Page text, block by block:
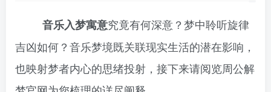
音乐入梦寓意究竟有何深意？梦中聆听旋律
吉凶如何？音乐梦境既关联现实生活的潜在影响，
也映射梦者内心的思绪投射，接下来请阅览周公解